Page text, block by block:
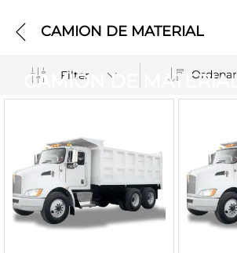
CAMION DE MATERIAL
CAMION DE MATERIAL
Filter